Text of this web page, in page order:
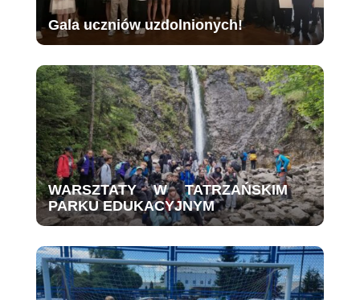
Gala uczniów uzdolnionych!
WARSZTATY W TATRZAŃSKIM
PARKU EDUKACYJNYM